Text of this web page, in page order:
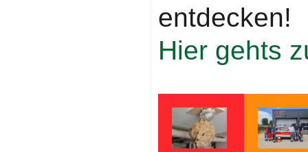
entdecken!
Hier gehts